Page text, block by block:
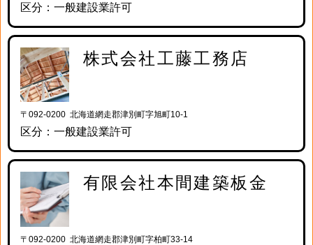
区分：一般建設業許可
株式会社工藤工務店
〒092-0200 北海道網走郡津別町字旭町10-1
区分：一般建設業許可
有限会社本間建築板金
〒092-0200 北海道網走郡津別町字柏町33-14